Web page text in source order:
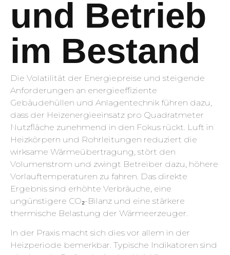
und Betrieb
im Bestand
Die Volatilität der Energiepreise und steigende
Anforderungen an energieeffiziente
Gebäudehüllen und Anlagentechnik führen dazu,
dass der Heizenergieeinsatz pro Quadratmeter
Nutzfläche zunehmend in den Fokus rückt. Luft in
Heizkörpern und Rohrleitungen reduziert die
wirksame Wärmeübertragung, stört den
Volumenstrom und zwingt Betreiber dazu, höhere
Vorlauftemperaturen zu fahren. Das direkte
Ergebnis sind erhöhte Verbräuche, eine
ungünstigere CO₂-Bilanz und eine stärkere
thermische Belastung der Wärmeerzeuger.
In der Praxis macht sich dies vor allem in der
Heizperiode bemerkbar. Typische Indikatoren sind